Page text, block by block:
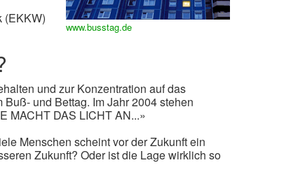
www.busstag.de
(EKKW)
und zur Konzentration auf das
und Bettag. Im Jahr 2004 stehen
MACHT DAS LICHT AN...»
Menschen scheint vor der Zukunft ein
Zukunft? Oder ist die Lage wirklich so